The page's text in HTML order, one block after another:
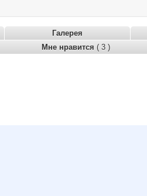
Галерея
Мне нравится ( 3 )